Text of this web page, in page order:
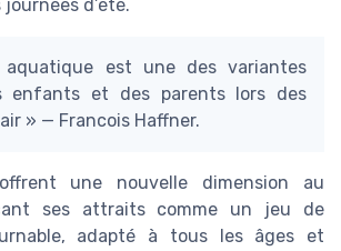
d’été.
est une des variantes
enfants et des parents lors des
» — Francois Haffner.
une nouvelle dimension au
ses attraits comme un jeu de
adapté à tous les âges et